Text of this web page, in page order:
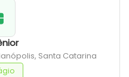
Santa Catarina